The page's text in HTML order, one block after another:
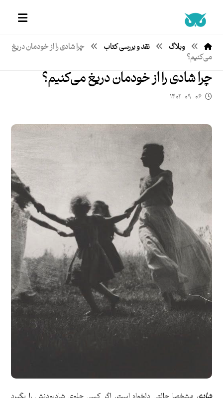
وبلاگ نقد و بررسی کتاب
چرا شادی را از خودمان دریغ
می‌کنیم؟
چرا شادی را از خودمان دریغ می‌کنیم؟
۱۴۰۲-۰۹-۰۶